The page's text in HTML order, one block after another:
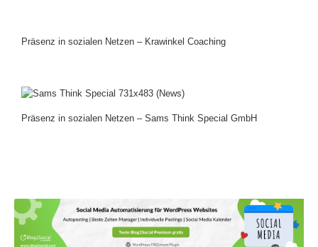
Präsenz in sozialen Netzen – Krawinkel Coaching
Präsenz in sozialen Netzen – Sams Think Special GmbH